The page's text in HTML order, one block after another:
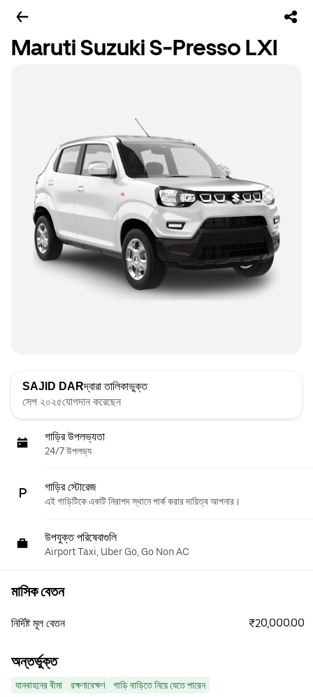
Maruti Suzuki S-Presso LXI
SAJID DARদ্বারা তালিকাভুক্ত
সেপ ২০২৫যোগদান করেছেন
গাড়ির উপলভ্যতা
24/7 উপলভ্য
গাড়ির স্টোরেজ
এই গাড়িটিকে একটি নিরাপদ স্থানে পার্ক করার দায়িত্ব আপনার।
উপযুক্ত পরিষেবাগুলি
Airport Taxi, Uber Go, Go Non AC
মাসিক বেতন
নির্দিষ্ট মূল বেতন ₹20,000.00
অন্তর্ভুক্ত
যানবাহনের বীমা রক্ষণাবেক্ষণ গাড়ি বাড়িতে নিয়ে যেতে পারেন